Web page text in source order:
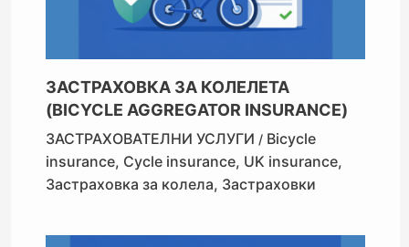
ЗАСТРАХОВКА ЗА КОЛЕЛЕТА
(BICYCLE AGGREGATOR INSURANCE)
ЗАСТРАХОВАТЕЛНИ УСЛУГИ / Bicycle
insurance, Cycle insurance, UK insurance,
Застраховка за колела, Застраховки